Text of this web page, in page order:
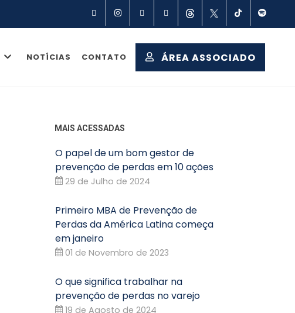
FacebookInstagramLinkedinYouTubeThreads TikTok
NOTÍCIAS CONTATO ÁREA ASSOCIADO
MAIS ACESSADAS
O papel de um bom gestor de
prevenção de perdas em 10 ações
29 de Julho de 2024
Primeiro MBA de Prevenção de
Perdas da América Latina começa
em janeiro
01 de Novembro de 2023
O que significa trabalhar na
prevenção de perdas no varejo
19 de Agosto de 2024